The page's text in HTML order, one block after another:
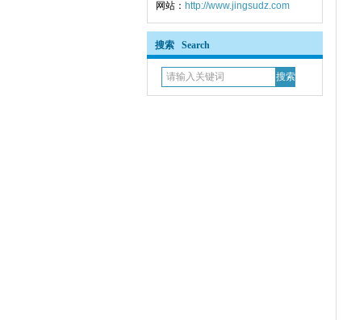
网站： http://www.jingsudz.com
搜索 Search